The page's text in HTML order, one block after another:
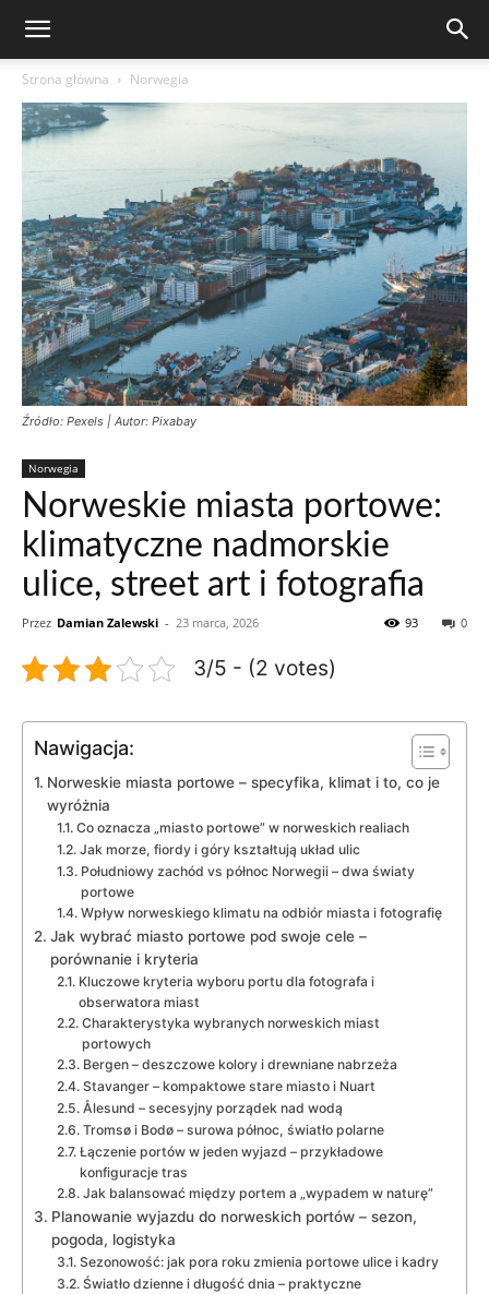
Strona główna Norwegia
Źródło: Pexels | Autor: Pixabay
Norwegia
Norweskie miasta portowe:
klimatyczne nadmorskie
ulice, street art i fotografia
Przez Damian Zalewski - 23 marca, 2026 0
93
3/5 - (2 votes)
Nawigacja:
Norweskie miasta portowe – specyfika, klimat i to, co je
wyróżnia
Co oznacza „miasto portowe” w norweskich realiach
Jak morze, fiordy i góry kształtują układ ulic
Południowy zachód vs północ Norwegii – dwa światy
portowe
Wpływ norweskiego klimatu na odbiór miasta i fotografię
Jak wybrać miasto portowe pod swoje cele –
porównanie i kryteria
Kluczowe kryteria wyboru portu dla fotografa i
obserwatora miast
Charakterystyka wybranych norweskich miast
portowych
Bergen – deszczowe kolory i drewniane nabrzeża
Stavanger – kompaktowe stare miasto i Nuart
Ålesund – secesyjny porządek nad wodą
Tromsø i Bodø – surowa północ, światło polarne
Łączenie portów w jeden wyjazd – przykładowe
konfiguracje tras
Jak balansować między portem a „wypadem w naturę”
Planowanie wyjazdu do norweskich portów – sezon,
pogoda, logistyka
Sezonowość: jak pora roku zmienia portowe ulice i kadry
Światło dzienne i długość dnia – praktyczne